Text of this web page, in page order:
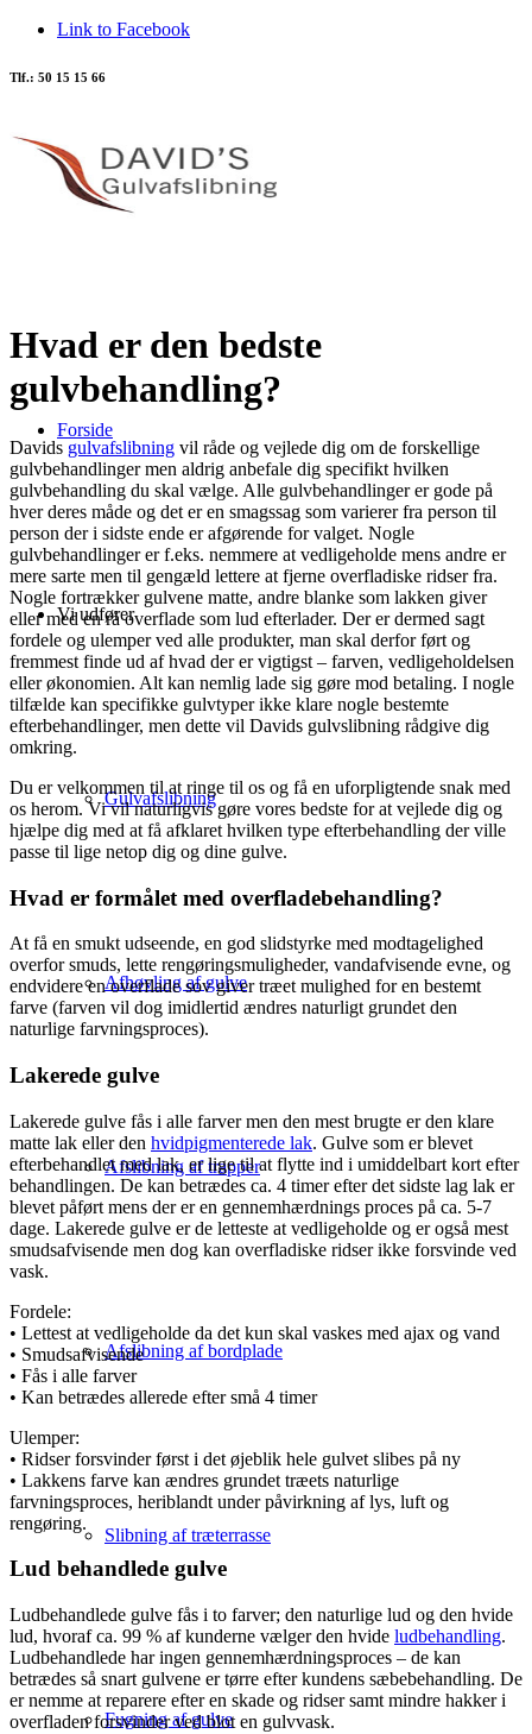
Link to Facebook
Tlf.: 50 15 15 66
Forside
Vi udfører
Gulvafslibning
Afhøvling af gulve
Afslibning af trapper
Afslibning af bordplade
Slibning af træterrasse
Fugning af gulve
Hvad er den bedste
gulvbehandling?
Davids gulvafslibning vil råde og vejlede dig om de forskellige
gulvbehandlinger men aldrig anbefale dig specifikt hvilken
gulvbehandling du skal vælge. Alle gulvbehandlinger er gode på
hver deres måde og det er en smagssag som varierer fra person til
person der i sidste ende er afgørende for valget. Nogle
gulvbehandlinger er f.eks. nemmere at vedligeholde mens andre er
mere sarte men til gengæld lettere at fjerne overfladiske ridser fra.
Nogle fortrækker gulvene matte, andre blanke som lakken giver
eller med en rå overflade som lud efterlader. Der er dermed sagt
fordele og ulemper ved alle produkter, man skal derfor ført og
fremmest finde ud af hvad der er vigtigst – farven, vedligeholdelsen
eller økonomien. Alt kan nemlig lade sig gøre mod betaling. I nogle
tilfælde kan specifikke gulvtyper ikke klare nogle bestemte
efterbehandlinger, men dette vil Davids gulvslibning rådgive dig
omkring.
Du er velkommen til at ringe til os og få en uforpligtende snak med
os herom. Vi vil naturligvis gøre vores bedste for at vejlede dig og
hjælpe dig med at få afklaret hvilken type efterbehandling der ville
passe til lige netop dig og dine gulve.
Hvad er formålet med overfladebehandling?
At få en smukt udseende, en god slidstyrke med modtagelighed
overfor smuds, lette rengøringsmuligheder, vandafvisende evne, og
endvidere en overflade sov giver træet mulighed for en bestemt
farve (farven vil dog imidlertid ændres naturligt grundet den
naturlige farvningsproces).
Lakerede gulve
Lakerede gulve fås i alle farver men den mest brugte er den klare
matte lak eller den hvidpigmenterede lak. Gulve som er blevet
efterbehandlet med lak, er lige til at flytte ind i umiddelbart kort efter
behandlingen. De kan betrædes ca. 4 timer efter det sidste lag lak er
blevet påført mens der er en gennemhærdnings proces på ca. 5-7
dage. Lakerede gulve er de letteste at vedligeholde og er også mest
smudsafvisende men dog kan overfladiske ridser ikke forsvinde ved
vask.
Fordele:
• Lettest at vedligeholde da det kun skal vaskes med ajax og vand
• Smudsafvisende
• Fås i alle farver
• Kan betrædes allerede efter små 4 timer
Ulemper:
• Ridser forsvinder først i det øjeblik hele gulvet slibes på ny
• Lakkens farve kan ændres grundet træets naturlige
farvningsproces, heriblandt under påvirkning af lys, luft og
rengøring.
Lud behandlede gulve
Ludbehandlede gulve fås i to farver; den naturlige lud og den hvide
lud, hvoraf ca. 99 % af kunderne vælger den hvide ludbehandling.
Ludbehandlede har ingen gennemhærdningsproces – de kan
betrædes så snart gulvene er tørre efter kundens sæbebehandling. De
er nemme at reparere efter en skade og ridser samt mindre hakker i
overfladen forsvinder ved blot en gulvvask.